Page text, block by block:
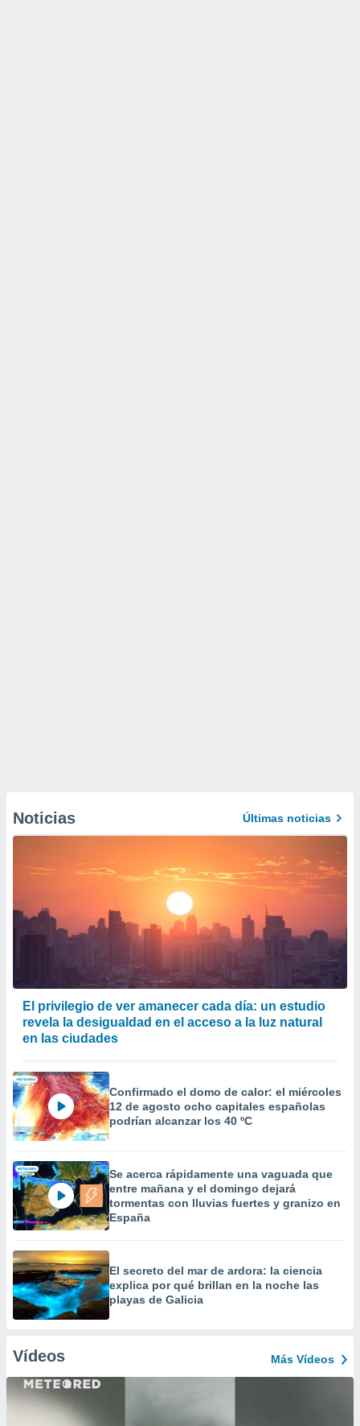
Noticias Últimas noticias
El privilegio de ver amanecer cada día: un estudio
revela la desigualdad en el acceso a la luz natural
en las ciudades
Confirmado el domo de calor: el miércoles
12 de agosto ocho capitales españolas
podrían alcanzar los 40 ºC
Se acerca rápidamente una vaguada que
entre mañana y el domingo dejará
tormentas con lluvias fuertes y granizo en
España
El secreto del mar de ardora: la ciencia
explica por qué brillan en la noche las
playas de Galicia
Vídeos Más Vídeos